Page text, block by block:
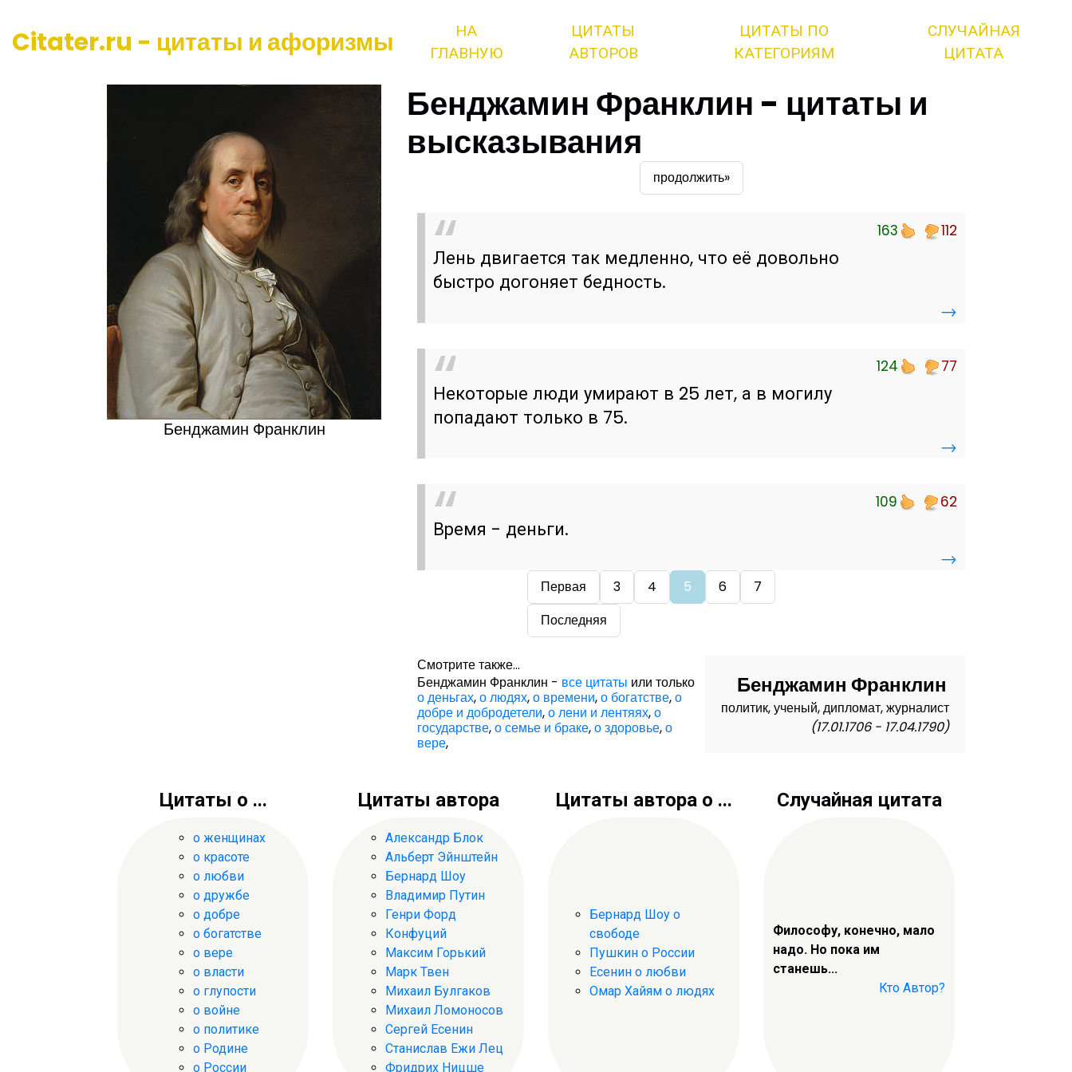
Citater.ru - цитаты и афоризмы
НА
ГЛАВНУЮ
ЦИТАТЫ
АВТОРОВ
ЦИТАТЫ ПО
КАТЕГОРИЯМ
СЛУЧАЙНАЯ
ЦИТАТА
Бенджамин Франклин
Бенджамин Франклин - цитаты и
высказывания
продолжить»
163 112
Лень двигается так медленно, что её довольно
быстро догоняет бедность.
→
124 77
Некоторые люди умирают в 25 лет, а в могилу
попадают только в 75.
→
109 62
Время - деньги.
→
Первая 3 4 5 6
7
Последняя
Бенджамин Франклин
политик, ученый, дипломат, журналист
(17.01.1706 - 17.04.1790)
Смотрите также...
Бенджамин Франклин - все цитаты или только
о деньгах,о людях,о времени,о богатстве,о
добре и добродетели,о лени и лентяях,о
государстве,о семье и браке,о здоровье,о
вере,
Цитаты о ...
о женщинах
о красоте
о любви
о дружбе
о добре
о богатстве
о вере
о власти
о глупости
о войне
о политике
о Родине
о России
Цитаты автора
Александр Блок
Альберт Эйнштейн
Бернард Шоу
Владимир Путин
Генри Форд
Конфуций
Максим Горький
Марк Твен
Михаил Булгаков
Михаил Ломоносов
Сергей Есенин
Станислав Ежи Лец
Фридрих Ницше
Цитаты автора о ...
Бернард Шоу о
свободе
Пушкин о России
Есенин о любви
Омар Хайям о людях
Случайная цитата
Философу, конечно, мало
надо. Но пока им
станешь...
Кто Автор?